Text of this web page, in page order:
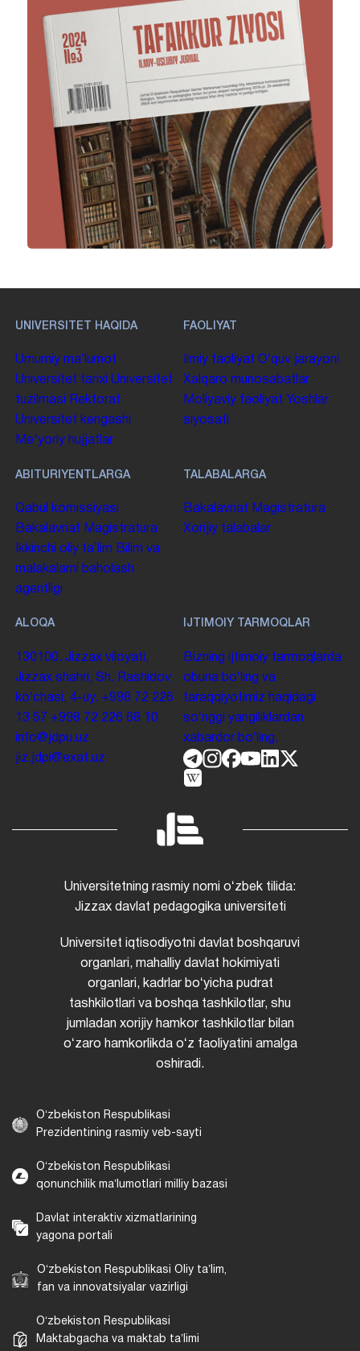
UNIVERSITET HAQIDA
Umumiy maʼlumot
Universitet tarixi Universitet
tuzilmasi
Rektorat
Universitet kengashi
Me'yoriy hujjatlar
FAOLIYAT
Ilmiy faoliyat Oʻquv jarayoni
Xalqaro munosabatlar
Moliyaviy faoliyat Yoshlar
siyosati
ABITURIYENTLARGA
Qabul komissiyasi
Bakalavriat Magistratura
Ikkinchi oliy taʼlim Bilim va
malakalarni baholash
agentligi
TALABALARGA
Bakalavriat Magistratura
Xorijiy talabalar
ALOQA
130100. Jizzax viloyati,
Jizzax shahri, Sh. Rashidov
koʻchasi, 4-uy. +998 72 226
13 57 +998 72 226 68 10
info@jdpu.uz
jiz.jdpi@exat.uz
IJTIMOIY TARMOQLAR
Bizning ijtimoiy tarmoqlarda
obuna boʻling va
taraqqiyotimiz haqidagi
soʻnggi yangiliklardan
xabardor boʻling.
Universitetning rasmiy nomi oʻzbek tilida:
Jizzax davlat pedagogika universiteti
Universitet iqtisodiyotni davlat boshqaruvi
organlari, mahalliy davlat hokimiyati
organlari, kadrlar boʻyicha pudrat
tashkilotlari va boshqa tashkilotlar, shu
jumladan xorijiy hamkor tashkilotlar bilan
oʻzaro hamkorlikda oʻz faoliyatini amalga
oshiradi.
Oʻzbekiston Respublikasi
Prezidentining rasmiy veb-sayti
Oʻzbekiston Respublikasi
qonunchilik maʼlumotlari milliy bazasi
Davlat interaktiv xizmatlarining
yagona portali
Oʻzbekiston Respublikasi Oliy taʼlim,
fan va innovatsiyalar vazirligi
Oʻzbekiston Respublikasi
Maktabgacha va maktab taʼlimi